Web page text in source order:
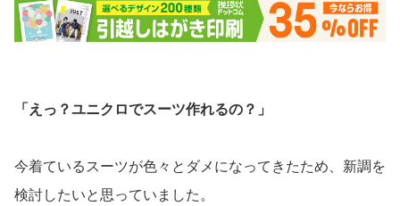
「えっ？ユニクロでスーツ作れるの？」
今着ているスーツが色々とダメになってきたため、新調を
検討したいと思っていました。